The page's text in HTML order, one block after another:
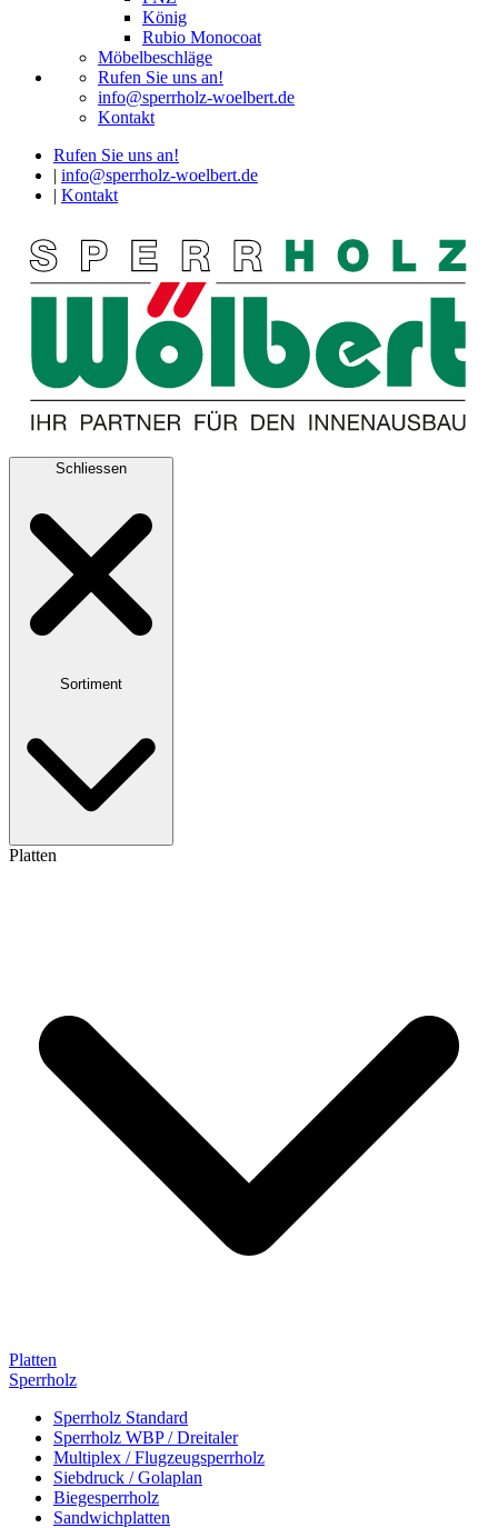
König
Rubio Monocoat
Möbelbeschläge
Rufen Sie uns an!
info@sperrholz-woelbert.de
Kontakt
Rufen Sie uns an!
info@sperrholz-woelbert.de
Kontakt
Schliessen
Sortiment
Platten
Platten
Sperrholz
Sperrholz Standard
Sperrholz WBP / Dreitaler
Multiplex / Flugzeugsperrholz
Siebdruck / Golaplan
Biegesperrholz
Sandwichplatten